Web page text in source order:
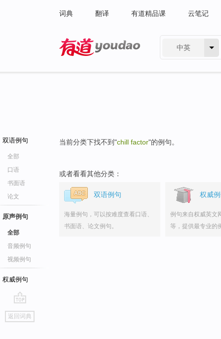
词典 翻译 有道精品课 云笔记
中英
双语例句
全部
口语
书面语
论文
原声例句
全部
音频例句
视频例句
权威例句
go
top
返回词典
当前分类下找不到"chill factor"的例句。
或者看看其他分类：
双语例句
海量例句，可以按难度查看口语、
书面语、论文例句。
权威
例句来自权威英文
等，提供最专业的